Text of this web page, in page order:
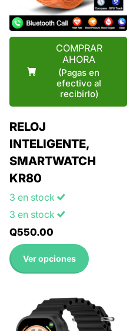
COMPRAR
AHORA
(Pagas en
efectivo al
recibirlo)
RELOJ
INTELIGENTE,
SMARTWATCH
KR80
3 en stock
3 en stock
Q550.00
Ver opciones